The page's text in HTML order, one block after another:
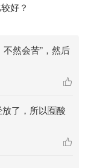
好？
然会苦”，然后
了，所以🈶️酸